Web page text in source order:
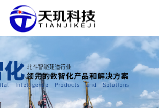
网站首页
系统中心